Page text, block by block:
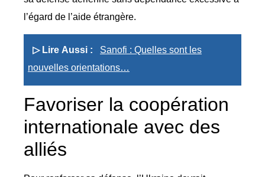
l’égard de l’aide étrangère.
▷ Lire Aussi :
Sanofi : Quelles sont les
nouvelles orientations…
Favoriser la coopération
internationale avec des
alliés